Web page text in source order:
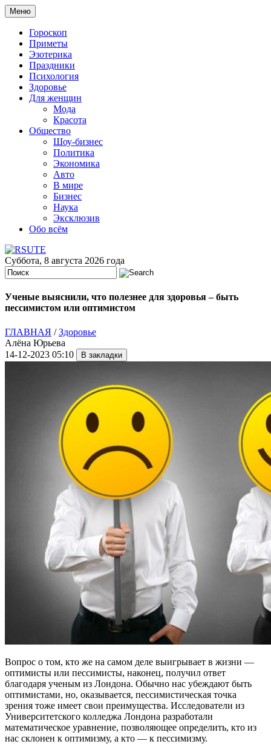
Меню
Гороскоп
Приметы
Эзотерика
Праздники
Психология
Здоровье
Для женщин
Мода
Красота
Общество
Шоу-бизнес
Политика
Экономика
Авто
В мире
Бизнес
Наука
Эксклюзив
Обо всём
Суббота, 8 августа 2026 года
Ученые выяснили, что полезнее для здоровья – быть
пессимистом или оптимистом
ГЛАВНАЯ /Здоровье
Алёна Юрьева
14-12-2023 05:10
Вопрос о том, кто же на самом деле выигрывает в жизни —
оптимисты или пессимисты, наконец, получил ответ
благодаря ученым из Лондона. Обычно нас убеждают быть
оптимистами, но, оказывается, пессимистическая точка
зрения тоже имеет свои преимущества. Исследователи из
Университетского колледжа Лондона разработали
математическое уравнение, позволяющее определить, кто из
нас склонен к оптимизму, а кто — к пессимизму.